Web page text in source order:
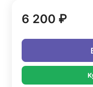
6 200 ₽